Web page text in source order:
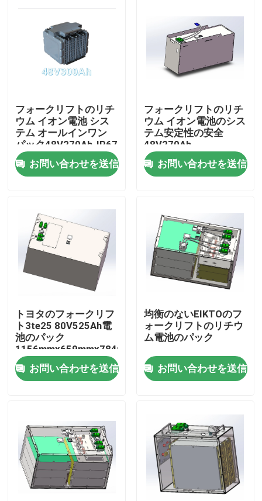
家
私達について
工場旅行
品質管理
私達に連絡しなさい
引用を要求しなさい
フォークリフトのリチウム電池
ヨットのリチウム電池
フォークリフトのリチ
ウム イオン電池 シス
テム オールインワン
パック48V270Ah-IP67
お問い合わせを送信
フォークリフトのリチ
ウム イオン電池のシス
テム安定性の安全
48V270Ah
お問い合わせを送信
トヨタのフォークリフ
ト3te25 80V525Ah電
池のパック
1156mmx659mmx784mm
お問い合わせを送信
均衡のないEIKTOのフ
ォークリフトのリチウ
ム電池のパック
お問い合わせを送信